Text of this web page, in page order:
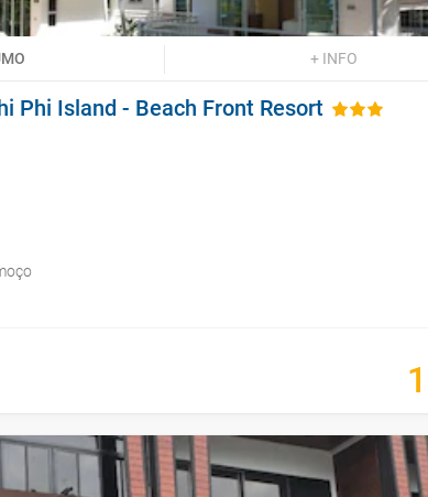
+ INFO
Phi Island - Beach Front Resort